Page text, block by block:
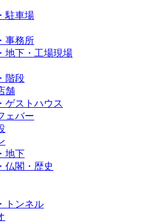
駐車場
事務所
地下・工場現場
階段
舗
ゲストハウス
ェバー
地下
仏閣・歴史
トンネル